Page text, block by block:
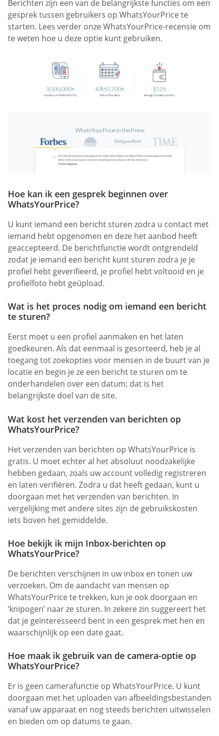
Berichten zijn een van de belangrijkste functies om een
gesprek tussen gebruikers op WhatsYourPrice te
starten. Lees verder onze WhatsYourPrice-recensie om
te weten hoe u deze optie kunt gebruiken.
Hoe kan ik een gesprek beginnen over
WhatsYourPrice?
U kunt iemand een bericht sturen zodra u contact met
iemand hebt opgenomen en deze het aanbod heeft
geaccepteerd. De berichtfunctie wordt ontgrendeld
zodat je iemand een bericht kunt sturen zodra je je
profiel hebt geverifieerd, je profiel hebt voltooid en je
profielfoto hebt geüpload.
Wat is het proces nodig om iemand een bericht
te sturen?
Eerst moet u een profiel aanmaken en het laten
goedkeuren. Als dat eenmaal is gesorteerd, heb je al
toegang tot zoekopties voor mensen in de buurt van je
locatie en begin je ze een bericht te sturen om te
onderhandelen over een datum; dat is het
belangrijkste doel van de site.
Wat kost het verzenden van berichten op
WhatsYourPrice?
Het verzenden van berichten op WhatsYourPrice is
gratis. U moet echter al het absoluut noodzakelijke
hebben gedaan, zoals uw account volledig registreren
en laten verifiëren. Zodra u dat heeft gedaan, kunt u
doorgaan met het verzenden van berichten. In
vergelijking met andere sites zijn de gebruikskosten
iets boven het gemiddelde.
Hoe bekijk ik mijn Inbox-berichten op
WhatsYourPrice?
De berichten verschijnen in uw inbox en tonen uw
verzoeken. Om de aandacht van mensen op
WhatsYourPrice te trekken, kun je ook doorgaan en
‘knipogen’ naar ze sturen. In zekere zin suggereert het
dat je geïnteresseerd bent in een gesprek met hen en
waarschijnlijk op een date gaat.
Hoe maak ik gebruik van de camera-optie op
WhatsYourPrice?
Er is geen camerafunctie op WhatsYourPrice. U kunt
doorgaan met het uploaden van afbeeldingsbestanden
vanaf uw apparaat en nog steeds berichten uitwisselen
en bieden om op datums te gaan.